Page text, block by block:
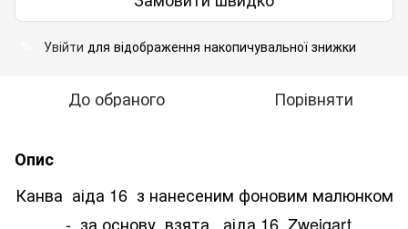
Увійти для відображення накопичувальної знижки
До обраного Порівняти
Опис
Канва аіда 16 з нанесеним фоновим малюнком
- за основу взята аіда 16 Zweigart